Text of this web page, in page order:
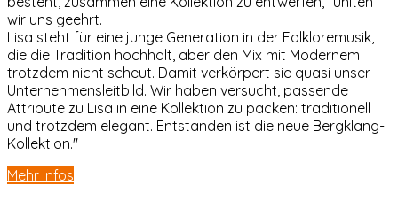
wir uns geehrt.
Lisa steht für eine junge Generation in der Folkloremusik,
die die Tradition hochhält, aber den Mix mit Modernem
trotzdem nicht scheut. Damit verkörpert sie quasi unser
Unternehmensleitbild. Wir haben versucht, passende
Attribute zu Lisa in eine Kollektion zu packen: traditionell
und trotzdem elegant. Entstanden ist die neue Bergklang-
Kollektion."
Mehr Infos